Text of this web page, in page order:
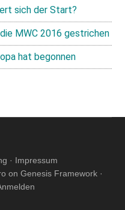
sich der Start?
MWC 2016 gestrichen
hat begonnen
· Impressum
on Genesis Framework·